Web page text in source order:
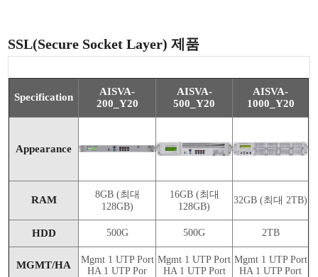
SSL(Secure Socket Layer) 제품
Specification
AISVA-
200_Y20
AISVA-
500_Y20
AISVA-
1000_Y20
Appearance
RAM
8GB (최대
128GB)
16GB (최대
128GB)
32GB (최대 2TB)
HDD 500G 500G 2TB
MGMT/HA
Mgmt 1 UTP Port
HA 1 UTP Por
Mgmt 1 UTP Port
HA 1 UTP Port
Mgmt 1 UTP Port
HA 1 UTP Port